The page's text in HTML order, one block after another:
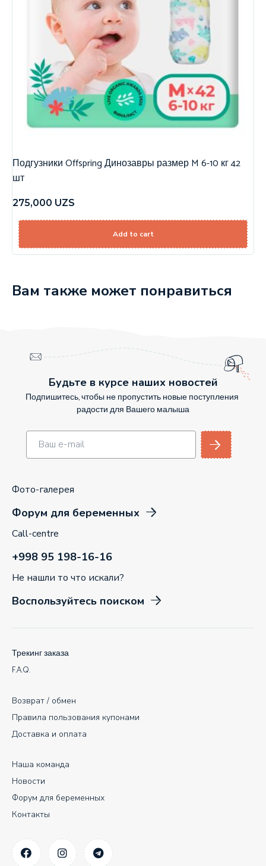
Подгузники Offspring Динозавры размер M 6-10 кг 42
шт
275,000 UZS
Add to cart
Вам также может понравиться
Будьте в курсе наших новостей
Подпишитесь, чтобы не пропустить новые поступления
радости для Вашего малыша
Фото-галерея
Форум для беременных
Call-centre
+998 95 198-16-16
Не нашли то что искали?
Воспользуйтесь поиском
Наша команда
Новости
Форум для беременных
Контакты
Возврат / обмен
Правила пользования купонами
Доставка и оплата
Трекинг заказа
F.A.Q.